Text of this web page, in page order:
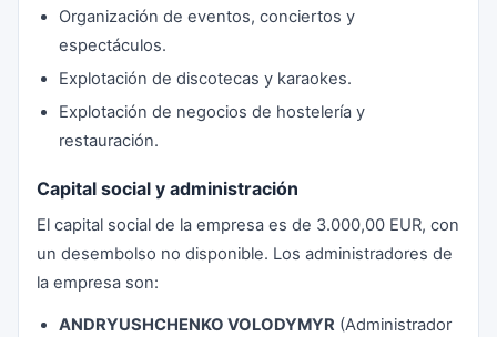
Organización de eventos, conciertos y
espectáculos.
Explotación de discotecas y karaokes.
Explotación de negocios de hostelería y
restauración.
Capital social y administración
El capital social de la empresa es de 3.000,00 EUR, con
un desembolso no disponible. Los administradores de
la empresa son:
ANDRYUSHCHENKO VOLODYMYR (Administrador